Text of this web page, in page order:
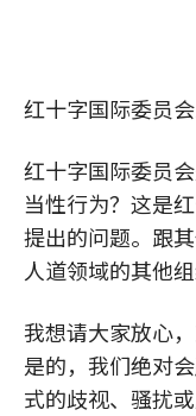
红十字国际委员
红十字国际委员
当性行为？这是
提出的问题。跟
人道领域的其他
我想请大家放心
是的，我们绝对
式的歧视、骚扰或